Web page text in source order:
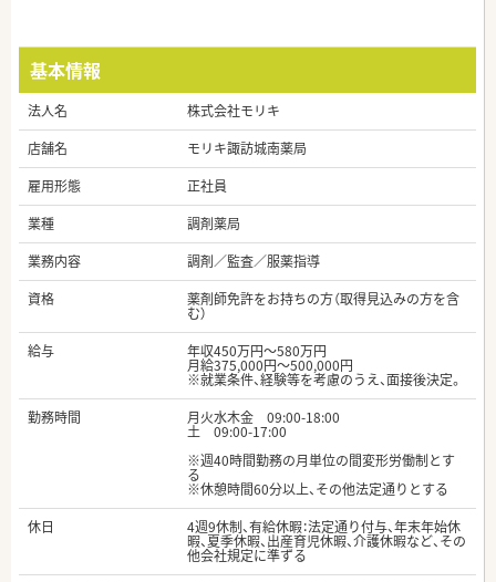
基本情報
法人名
株式会社モリキ
店舗名
モリキ諏訪城南薬局
雇用形態
正社員
業種
調剤薬局
業務内容
調剤／監査／服薬指導
資格
薬剤師免許をお持ちの方（取得見込みの方を含
む）
給与
年収450万円～580万円
月給375,000円～500,000円
※就業条件、経験等を考慮のうえ、面接後決定。
勤務時間
月火水木金 09:00-18:00
土 09:00-17:00
※週40時間勤務の月単位の間変形労働制とす
る
※休憩時間60分以上、その他法定通りとする
休日
4週9休制、有給休暇：法定通り付与、年末年始休
暇、夏季休暇、出産育児休暇、介護休暇など、その
他会社規定に準ずる